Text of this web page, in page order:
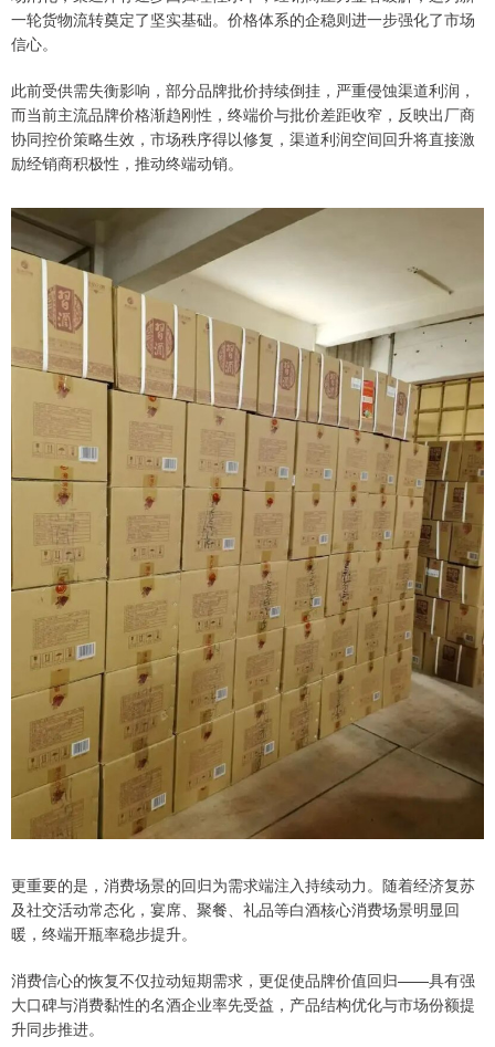
一轮货物流转奠定了坚实基础。价格体系的企稳则进一步强化了市场
信心。
此前受供需失衡影响，部分品牌批价持续倒挂，严重侵蚀渠道利润，
而当前主流品牌价格渐趋刚性，终端价与批价差距收窄，反映出厂商
协同控价策略生效，市场秩序得以修复，渠道利润空间回升将直接激
励经销商积极性，推动终端动销。
更重要的是，消费场景的回归为需求端注入持续动力。随着经济复苏
及社交活动常态化，宴席、聚餐、礼品等白酒核心消费场景明显回
暖，终端开瓶率稳步提升。
消费信心的恢复不仅拉动短期需求，更促使品牌价值回归——具有强
大口碑与消费黏性的名酒企业率先受益，产品结构优化与市场份额提
升同步推进。